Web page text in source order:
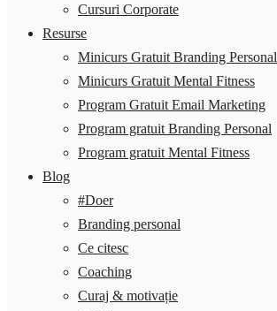
Cursuri Corporate
Resurse
Minicurs Gratuit Branding Personal
Minicurs Gratuit Mental Fitness
Program Gratuit Email Marketing
Program gratuit Branding Personal
Program gratuit Mental Fitness
Blog
#Doer
Branding personal
Ce citesc
Coaching
Curaj & motivație